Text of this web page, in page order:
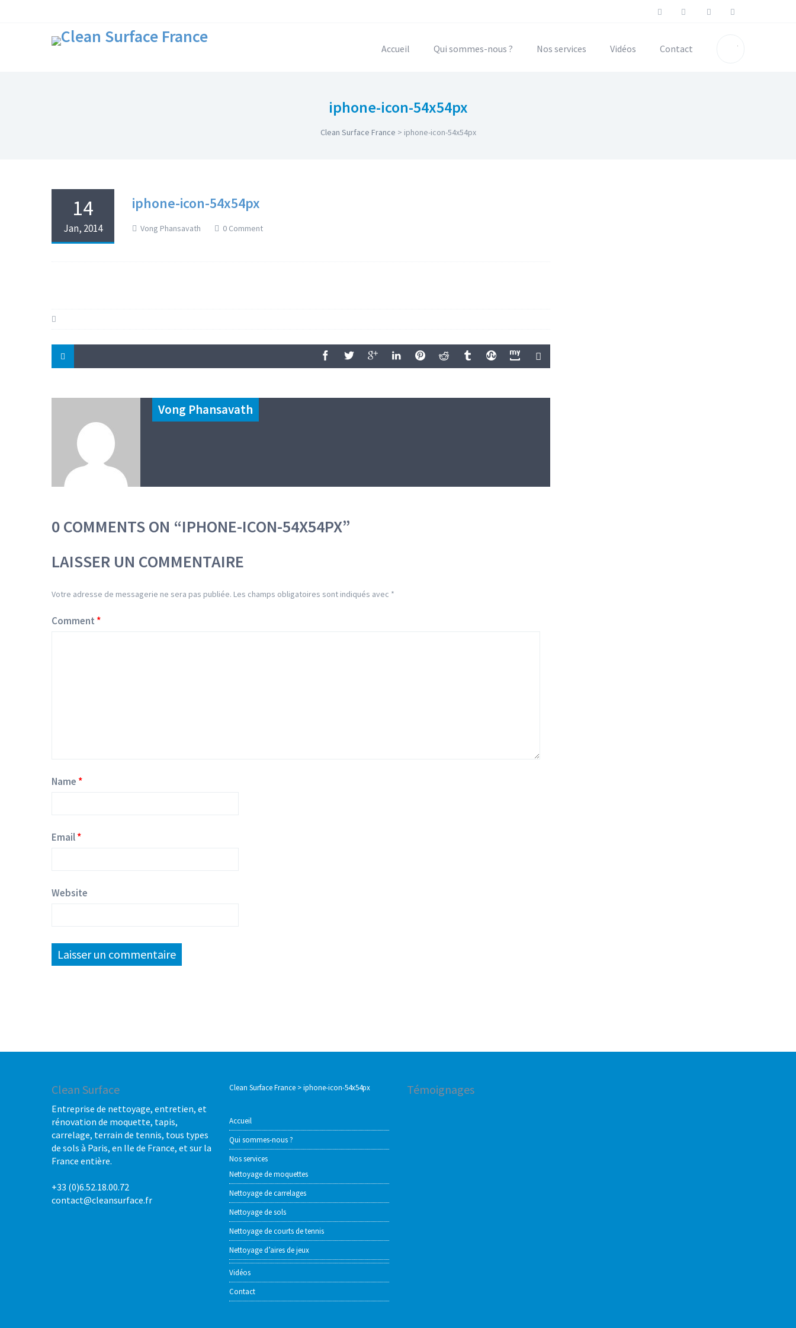
Accueil Qui sommes-nous ? Nos services Vidéos Contact
iphone-icon-54x54px
Clean Surface France > iphone-icon-54x54px
14
Jan, 2014
iphone-icon-54x54px
Vong Phansavath 0 Comment
Vong Phansavath
0 COMMENTS ON “IPHONE-ICON-54X54PX”
LAISSER UN COMMENTAIRE
Votre adresse de messagerie ne sera pas publiée. Les champs obligatoires sont indiqués avec *
Comment
Name
Email
Website
Clean Surface
Entreprise de nettoyage, entretien, et
rénovation de moquette, tapis,
carrelage, terrain de tennis, tous types
de sols à Paris, en Ile de France, et sur la
France entière.
+33 (0)6.52.18.00.72
contact@cleansurface.fr
Clean Surface France >iphone-icon-54x54px
Accueil
Qui sommes-nous ?
Nos services
Nettoyage de moquettes
Nettoyage de carrelages
Nettoyage de sols
Nettoyage de courts de tennis
Nettoyage d’aires de jeux
Vidéos
Contact
Témoignages